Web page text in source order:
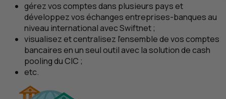
gérez vos comptes dans plusieurs pays et
développez vos échanges entreprises-banques au
niveau international avec Swiftnet ;
visualisez et centralisez l'ensemble de vos comptes
bancaires en un seul outil avec la solution decash
poolingduCIC ;
etc.